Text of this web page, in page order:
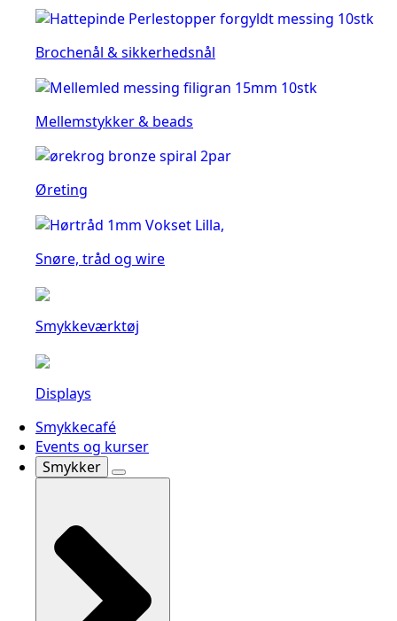
Brochenål & sikkerhedsnål
Mellemstykker & beads
Øreting
Snøre, tråd og wire
Smykkeværktøj
Displays
Smykkecafé
Events og kurser
Smykker